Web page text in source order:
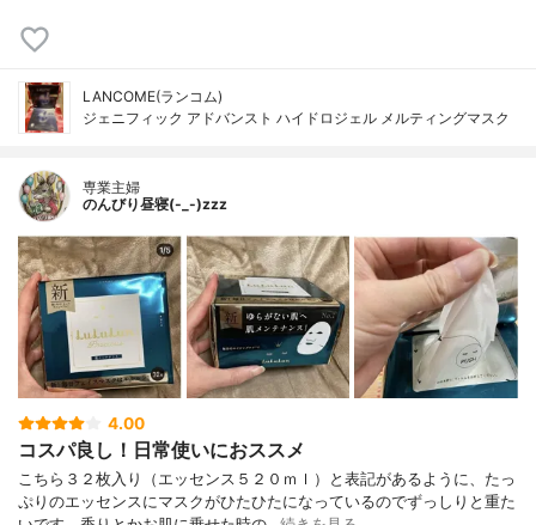
LANCOME(ランコム)
ジェニフィック アドバンスト ハイドロジェル メルティングマスク
専業主婦
のんびり昼寝(-_-)zzz
4.00
コスパ良し！日常使いにおススメ
こちら３２枚入り（エッセンス５２０ｍｌ）と表記があるように、たっ
ぷりのエッセンスにマスクがひたひたになっているのでずっしりと重た